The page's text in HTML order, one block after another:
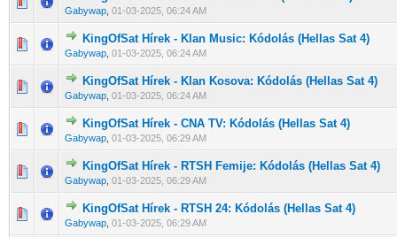
Gabywap 01-03-2025, 06:24 AM
KingOfSat Hírek - Klan Music: Kódolás (Hellas Sat 4)
Gabywap 01-03-2025, 06:24 AM
0 Szavazat - 0 / 5 átlagban
12 345
KingOfSat Hírek - Klan Kosova: Kódolás (Hellas Sat 4)
Gabywap 01-03-2025, 06:24 AM
0 Szavazat - 0 / 5 átlagban
12 345
KingOfSat Hírek - CNA TV: Kódolás (Hellas Sat 4)
Gabywap 01-03-2025, 06:29 AM
0 Szavazat - 0 / 5 átlagban
12 3 45
KingOfSat Hírek - RTSH Femije: Kódolás (Hellas Sat 4)
Gabywap 01-03-2025, 06:29 AM
0 Szavazat - 0 / 5 átlagban
123 4 5
KingOfSat Hírek - RTSH 24: Kódolás (Hellas Sat 4)
Gabywap 01-03-2025, 06:29 AM
0 Szavazat - 0 / 5 átlagban
123 45